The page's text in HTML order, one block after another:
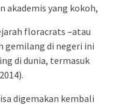
akademis yang kokoh,
floracrats –atau
gemilang di negeri ini
di dunia, termasuk
digemakan kembali